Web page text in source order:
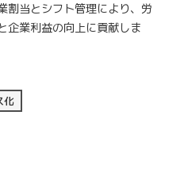
割当とシフト管理により、労
企業利益の向上に貢献しま
化